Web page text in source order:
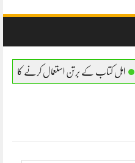
اہل کتاب کے برتن استعمال کرنے کا بیان –